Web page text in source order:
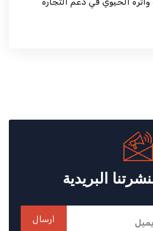
البريدية
ارسال